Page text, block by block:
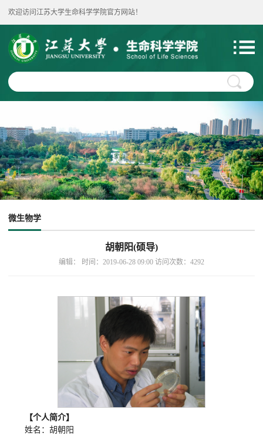
欢迎访问江苏大学生命科学学院官方网站！
微生物学
胡朝阳(硕导)
编辑： 时间：2019-06-28 09:00 访问次数： 4292
【个人简介】
姓名：胡朝阳